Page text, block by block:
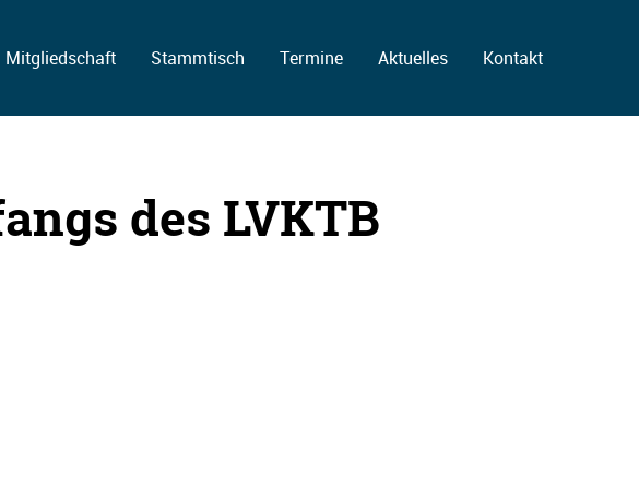
Mitgliedschaft Stammtisch Termine Aktuelles Kontakt
des LVKTB